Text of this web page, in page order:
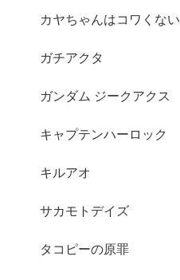
カヤちゃんはコワくない
ガチアクタ
ガンダム ジークアクス
キャプテンハーロック
キルアオ
サカモトデイズ
タコピーの原罪